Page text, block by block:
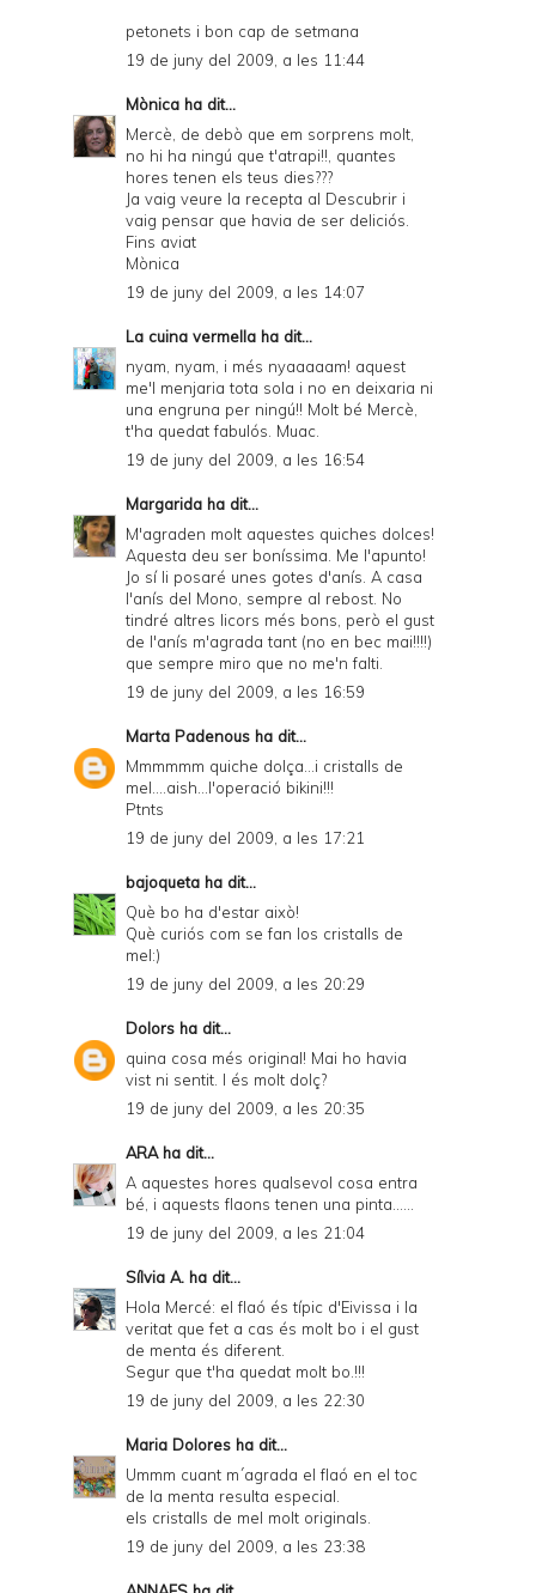
petonets i bon cap de setmana
19 de juny del 2009, a les 11:44
Mònica ha dit...
Mercè, de debò que em sorprens molt,
no hi ha ningú que t'atrapi!!, quantes
hores tenen els teus dies???
Ja vaig veure la recepta al Descubrir i
vaig pensar que havia de ser deliciós.
Fins aviat
Mònica
19 de juny del 2009, a les 14:07
La cuina vermella ha dit...
nyam, nyam, i més nyaaaaam! aquest
me'l menjaria tota sola i no en deixaria ni
una engruna per ningú!! Molt bé Mercè,
t'ha quedat fabulós. Muac.
19 de juny del 2009, a les 16:54
Margarida ha dit...
M'agraden molt aquestes quiches dolces!
Aquesta deu ser boníssima. Me l'apunto!
Jo sí li posaré unes gotes d'anís. A casa
l'anís del Mono, sempre al rebost. No
tindré altres licors més bons, però el gust
de l'anís m'agrada tant (no en bec mai!!!!)
que sempre miro que no me'n falti.
19 de juny del 2009, a les 16:59
Marta Padenous ha dit...
Mmmmmm quiche dolça...i cristalls de
mel....aish...l'operació bikini!!!
Ptnts
19 de juny del 2009, a les 17:21
bajoqueta ha dit...
Què bo ha d'estar això!
Què curiós com se fan los cristalls de
mel:)
19 de juny del 2009, a les 20:29
Dolors ha dit...
quina cosa més original! Mai ho havia
vist ni sentit. I és molt dolç?
19 de juny del 2009, a les 20:35
ARAha dit...
A aquestes hores qualsevol cosa entra
bé, i aquests flaons tenen una pinta......
19 de juny del 2009, a les 21:04
Sílvia A. ha dit...
Hola Mercé: el flaó és típic d'Eivissa i la
veritat que fet a cas és molt bo i el gust
de menta és diferent.
Segur que t'ha quedat molt bo.!!!
19 de juny del 2009, a les 22:30
Maria Dolores ha dit...
Ummm cuant m´agrada el flaó en el toc
de la menta resulta especial.
els cristalls de mel molt originals.
19 de juny del 2009, a les 23:38